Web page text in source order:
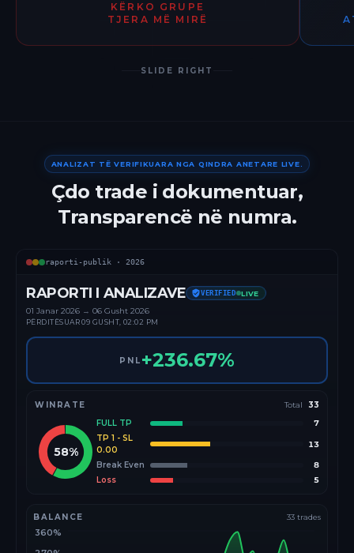
KËRKO GRUPE
TJERA MË MIRË
SLIDE RIGHT
ANALIZAT TË VERIFIKUARA NGA QINDRA ANETARE LIVE.
Çdo trade i dokumentuar,
Transparencë në numra.
raporti-publik · 2026
RAPORTI I ANALIZAVE VERIFIED LIVE
01 Janar 2026 → 06 Gusht 2026
PËRDITËSUAR09 GUSHT, 02:02 PM
PNL +236.67%
WINRATE Total 33
58%
FULL TP
7
TP 1 - SL
0.00
13
Break Even
8
Loss
5
BALANCE 33 trades
360%